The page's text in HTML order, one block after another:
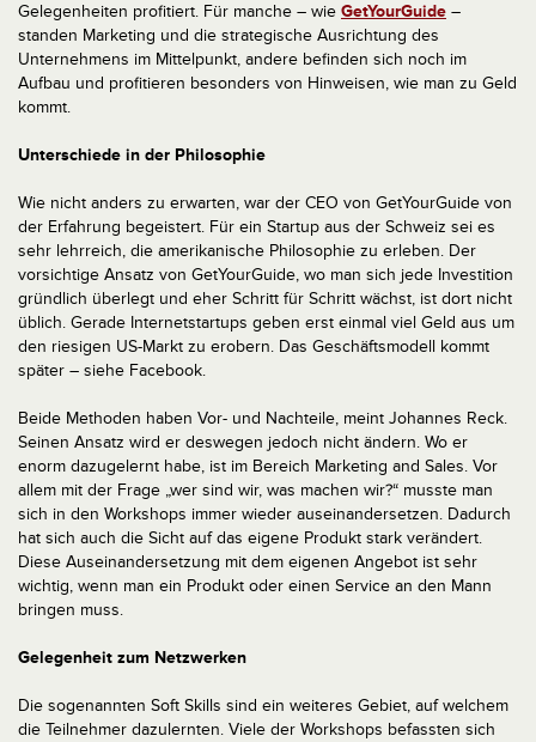
Gelegenheiten profitiert. Für manche – wie GetYourGuide –
standen Marketing und die strategische Ausrichtung des
Unternehmens im Mittelpunkt, andere befinden sich noch im
Aufbau und profitieren besonders von Hinweisen, wie man zu Geld
kommt.
Unterschiede in der Philosophie
Wie nicht anders zu erwarten, war der CEO von GetYourGuide von
der Erfahrung begeistert. Für ein Startup aus der Schweiz sei es
sehr lehrreich, die amerikanische Philosophie zu erleben. Der
vorsichtige Ansatz von GetYourGuide, wo man sich jede Investition
gründlich überlegt und eher Schritt für Schritt wächst, ist dort nicht
üblich. Gerade Internetstartups geben erst einmal viel Geld aus um
den riesigen US-Markt zu erobern. Das Geschäftsmodell kommt
später – siehe Facebook.
Beide Methoden haben Vor- und Nachteile, meint Johannes Reck.
Seinen Ansatz wird er deswegen jedoch nicht ändern. Wo er
enorm dazugelernt habe, ist im Bereich Marketing and Sales. Vor
allem mit der Frage „wer sind wir, was machen wir?“ musste man
sich in den Workshops immer wieder auseinandersetzen. Dadurch
hat sich auch die Sicht auf das eigene Produkt stark verändert.
Diese Auseinandersetzung mit dem eigenen Angebot ist sehr
wichtig, wenn man ein Produkt oder einen Service an den Mann
bringen muss.
Gelegenheit zum Netzwerken
Die sogenannten Soft Skills sind ein weiteres Gebiet, auf welchem
die Teilnehmer dazulernten. Viele der Workshops befassten sich